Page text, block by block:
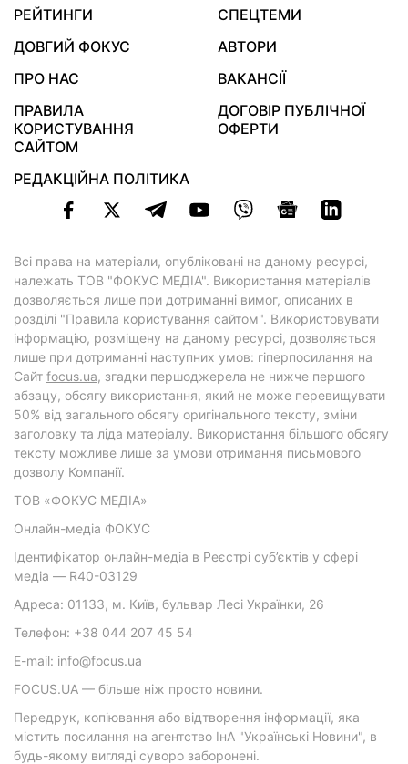
РЕЙТИНГИ
СПЕЦТЕМИ
ДОВГИЙ ФОКУС
АВТОРИ
ПРО НАС
ВАКАНСІЇ
ПРАВИЛА
КОРИСТУВАННЯ
САЙТОМ
ДОГОВІР ПУБЛІЧНОЇ
ОФЕРТИ
РЕДАКЦІЙНА ПОЛІТИКА
Всі права на матеріали, опубліковані на даному ресурсі,
належать ТОВ "ФОКУС МЕДІА". Використання матеріалів
дозволяється лише при дотриманні вимог, описаних в
розділі "Правила користування сайтом". Використовувати
інформацію, розміщену на даному ресурсі, дозволяється
лише при дотриманні наступних умов: гіперпосилання на
Cайт focus.ua, згадки першоджерела не нижче першого
абзацу, обсягу використання, який не може перевищувати
50% від загального обсягу оригінального тексту, зміни
заголовку та ліда матеріалу. Використання більшого обсягу
тексту можливе лише за умови отримання письмового
дозволу Компанії.
ТОВ «ФОКУС МЕДІА»
Онлайн-медіа ФОКУС
Ідентифікатор онлайн-медіа в Реєстрі суб’єктів у сфері
медіа — R40-03129
Адреса: 01133, м. Київ, бульвар Лесі Українки, 26
Телефон: +38 044 207 45 54
E-mail: info@focus.ua
FOCUS.UA — більше ніж просто новини.
Передрук, копіювання або відтворення інформації, яка
містить посилання на агентство ІнА "Українські Новини", в
будь-якому вигляді суворо заборонені.